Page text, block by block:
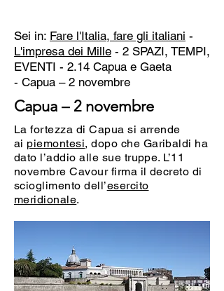
Sei in: Fare l'Italia, fare gli italiani -
L'impresa dei Mille - 2 SPAZI, TEMPI,
EVENTI - 2.14 Capua e Gaeta
- Capua – 2 novembre
Capua – 2 novembre
La fortezza di Capua si arrende
ai piemontesi, dopo che Garibaldi ha
dato l’addio alle sue truppe. L’11
novembre Cavour firma il decreto di
scioglimento dell’esercito
meridionale.